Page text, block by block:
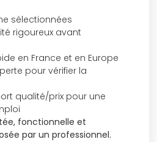
sélectionnées
rigoureux avant
en France et en Europe
pour vérifier la
qualité/prix pour une
fonctionnelle et
par un professionnel.